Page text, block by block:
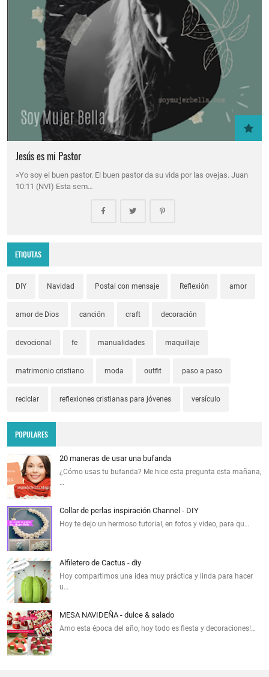
Jesús es mi Pastor
»Yo soy el buen pastor. El buen pastor da su vida por las ovejas. Juan
10:11 (NVI) Esta sem…
ETIQUTAS
DIY Navidad Postal con mensaje Reflexión amor
amor de Dios canción craft decoración
devocional fe manualidades maquillaje
matrimonio cristiano moda outfit paso a paso
reciclar reflexiones cristianas para jóvenes versículo
POPULARES
20 maneras de usar una bufanda
¿Cómo usas tu bufanda? Me hice esta pregunta esta mañana,
…
Collar de perlas inspiración Channel - DIY
Hoy te dejo un hermoso tutorial, en fotos y video, para qu…
Alfiletero de Cactus - diy
Hoy compartimos una idea muy práctica y linda para hacer
u…
MESA NAVIDEÑA - dulce & salado
Amo esta época del año, hoy todo es fiesta y decoraciones!…